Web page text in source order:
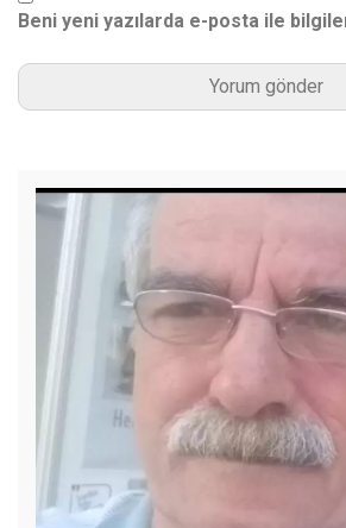
Beni yeni yazılarda e-posta ile